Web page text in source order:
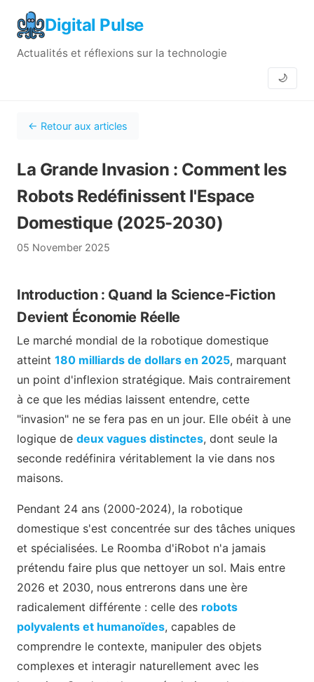
Digital Pulse
Actualités et réflexions sur la technologie
🌙
← Retour aux articles
La Grande Invasion : Comment les
Robots Redéfinissent l'Espace
Domestique (2025-2030)
05 November 2025
Introduction : Quand la Science-Fiction
Devient Économie Réelle
Le marché mondial de la robotique domestique
atteint 180 milliards de dollars en 2025, marquant
un point d'inflexion stratégique. Mais contrairement
à ce que les médias laissent entendre, cette
"invasion" ne se fera pas en un jour. Elle obéit à une
logique de deux vagues distinctes, dont seule la
seconde redéfinira véritablement la vie dans nos
maisons.
Pendant 24 ans (2000-2024), la robotique
domestique s'est concentrée sur des tâches uniques
et spécialisées. Le Roomba d'iRobot n'a jamais
prétendu faire plus que nettoyer un sol. Mais entre
2026 et 2030, nous entrerons dans une ère
radicalement différente : celle des robots
polyvalents et humanoïdes, capables de
comprendre le contexte, manipuler des objets
complexes et interagir naturellement avec les